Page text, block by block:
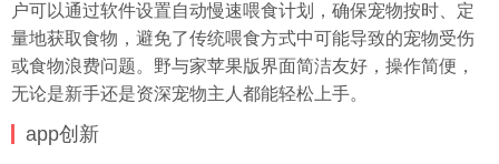
户可以通过软件设置自动慢速喂食计划，确保宠物按时、定
量地获取食物，避免了传统喂食方式中可能导致的宠物受伤
或食物浪费问题。野与家苹果版界面简洁友好，操作简便，
无论是新手还是资深宠物主人都能轻松上手。
app创新